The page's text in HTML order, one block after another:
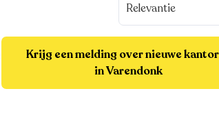
Relevantie
Krijg een melding over nieuwe
in Varendonk